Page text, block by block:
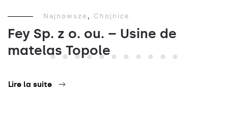
Najnowsze , Chojnice
Fey Sp. z o. ou. – Usine de
matelas Topole
Lire la suite